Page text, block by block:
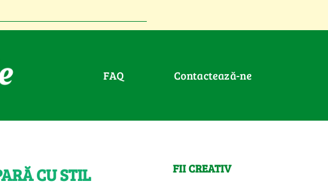
FAQ Contactează-ne
CU STIL FII CREATIV